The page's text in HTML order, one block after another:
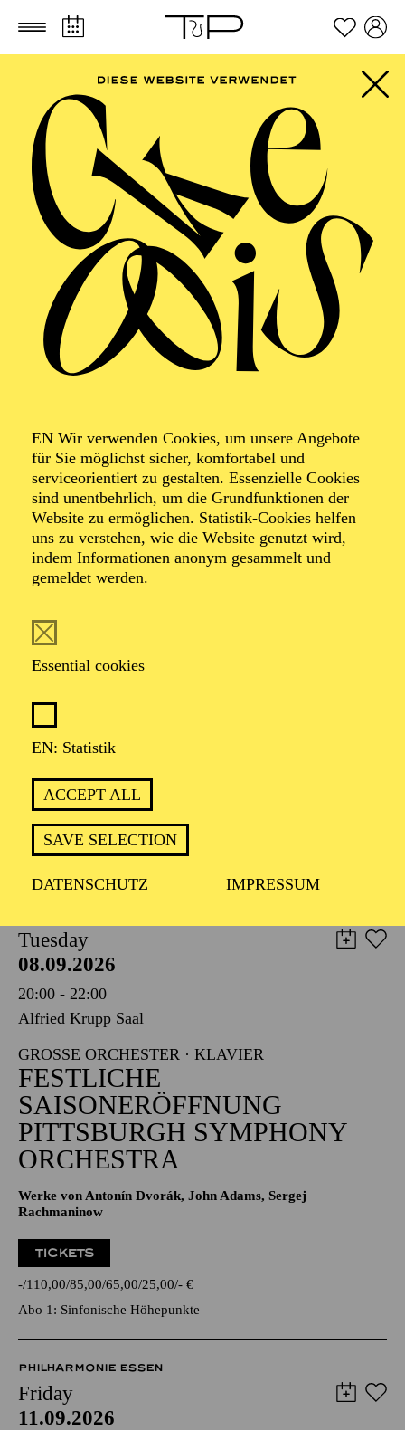
Zum Hauptinhalt springen Zum Footer springen
EN Wir verwenden Cookies, um unsere Angebote
für Sie möglichst sicher, komfortabel und
serviceorientiert zu gestalten. Essenzielle Cookies
sind unentbehrlich, um die Grundfunktionen der
Website zu ermöglichen. Statistik-Cookies helfen
uns zu verstehen, wie die Website genutzt wird,
indem Informationen anonym gesammelt und
gemeldet werden.
Essential cookies
EN: Statistik
ACCEPT ALL
SAVE SELECTION
DATENSCHUTZ IMPRESSUM
FILTER
SEPTEMBER 2026
PHILHARMONIE ESSEN
Friday
04.09.2026
20:00 - 23:00
Alfried Krupp Saal
Organiser: Theater-, Konzert- u. Gastspieldirektion OTTO
HOFNER GMBH
TICKETS
55,20 52,70€
EN: SCHAUSPIEL ESSEN
05.09.2026
19:30 - 21:30
BLICK AUF DEN IRAN –
STIMMEN ZUR AKTUELLEN
LAGE
TICKETS
8,00€
Tuesday
08.09.2026
20:00 - 22:00
Alfried Krupp Saal
GROSSE ORCHESTER · KLAVIER
FESTLICHE
SAISONERÖFFNUNG
PITTSBURGH SYMPHONY
ORCHESTRA
Werke von Antonín Dvorák, John Adams, Sergej
Rachmaninow
TICKETS
- 110,00 85,00 65,00 25,00 - €
Abo 1: Sinfonische Höhepunkte
PHILHARMONIE ESSEN
Friday
11.09.2026